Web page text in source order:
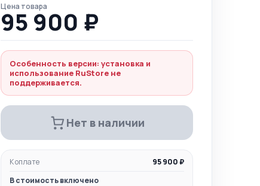
Цена товара
95 900 ₽
Особенность версии: установка и
использование RuStore не
поддерживается.
Нет в наличии
К оплате
95 900 ₽
В стоимость включено